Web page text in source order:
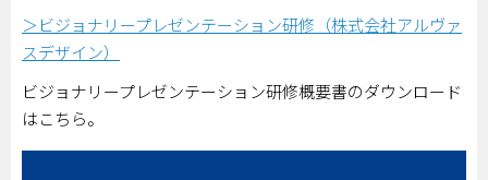
＞ビジョナリープレゼンテーション研修（株式会社アルヴァ
スデザイン）
ビジョナリープレゼンテーション研修概要書のダウンロード
はこちら。